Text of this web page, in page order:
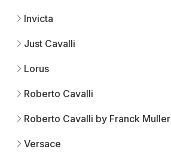
Invicta
Just Cavalli
Lorus
Roberto Cavalli
Roberto Cavalli by Franck Muller
Versace